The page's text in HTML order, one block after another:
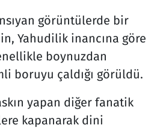
görüntülerde bir
Yahudilik inancına göre
boynuzdan
boruyu çaldığı görüldü.
yapan diğer fanatik
kapanarak dini